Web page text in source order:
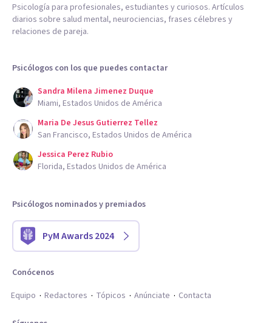
Psicología para profesionales, estudiantes y curiosos. Artículos
diarios sobre salud mental, neurociencias, frases célebres y
relaciones de pareja.
Psicólogos con los que puedes contactar
Sandra Milena Jimenez Duque
Miami, Estados Unidos de América
Maria De Jesus Gutierrez Tellez
San Francisco, Estados Unidos de América
Jessica Perez Rubio
Florida, Estados Unidos de América
Psicólogos nominados y premiados
PyM Awards 2024
Conócenos
Equipo
Redactores Tópicos Anúnciate Contacta